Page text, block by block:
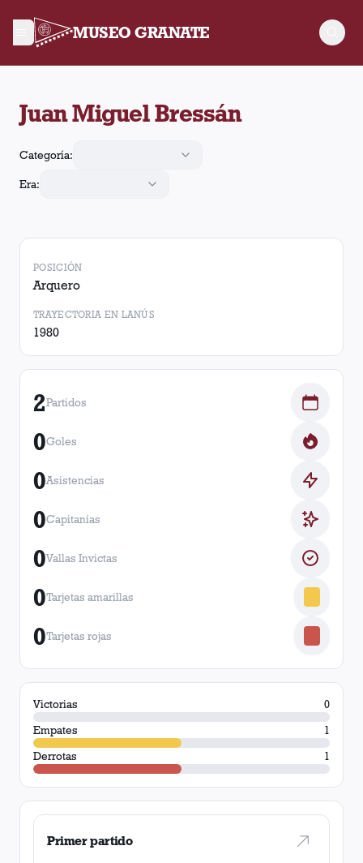
MUSEO GRANATE
Juan Miguel Bressán
Categoría:
Era:
POSICIÓN
Arquero
TRAYECTORIA EN LANÚS
1980
2Partidos
0Goles
0Asistencias
0Capitanías
0Vallas Invictas
0Tarjetas amarillas
0Tarjetas rojas
Victorias
0
Empates
1
Derrotas
1
Primer partido